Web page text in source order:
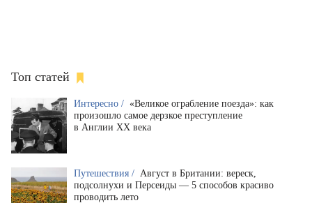
Топ статей
Интересно / «Великое ограбление поезда»: как
произошло самое дерзкое преступление
в Англии XX века
Путешествия / Август в Британии: вереск,
подсолнухи и Персеиды — 5 способов красиво
проводить лето